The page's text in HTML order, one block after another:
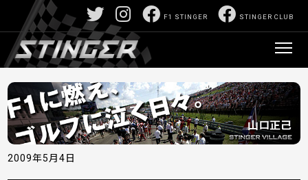
STINGER CLUB
F1 STINGER
2009年5月4日